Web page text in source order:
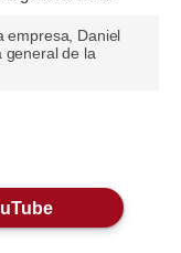
empresa, Daniel
general de la